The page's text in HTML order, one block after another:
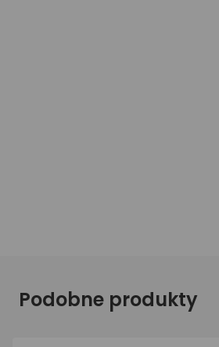
Podobne produkty